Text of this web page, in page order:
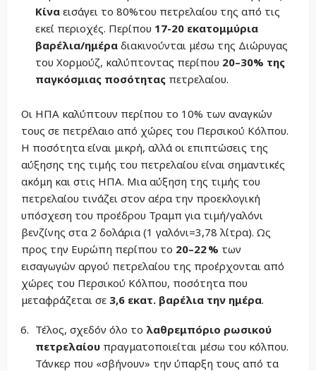
Κίνα εισάγει το 80%του πετρελαίου της από τις
εκεί περιοχές. Περίπου 17-20 εκατομμύρια
βαρέλια/ημέρα διακινούνται μέσω της Διώρυγας
του Χορμούζ, καλύπτοντας περίπου 20–30% της
παγκόσμιας ποσότητας πετρελαίου.
Οι ΗΠΑ καλύπτουν περίπου το 10% των αναγκών
τους σε πετρέλαιο από χώρες του Περσικού Κόλπου.
Η ποσότητα είναι μικρή, αλλά οι επιπτώσεις της
αύξησης της τιμής του πετρελαίου είναι σημαντικές
ακόμη και στις ΗΠΑ. Μια αύξηση της τιμής του
πετρελαίου τινάζει στον αέρα την προεκλογική
υπόσχεση του προέδρου Τραμπ για τιμή/γαλόνι
βενζίνης στα 2 δολάρια (1 γαλόνι=3,78 λίτρα). Ως
προς την Ευρώπη περίπου το 20–22 % των
εισαγωγών αργού πετρελαίου της προέρχονται από
χώρες του Περσικού Κόλπου, ποσότητα που
μεταφράζεται σε 3,6 εκατ. βαρέλια την ημέρα.
Τέλος, σχεδόν όλο το λαθρεμπόριο ρωσικού
πετρελαίου πραγματοποιείται μέσω του κόλπου.
Τάνκερ που «σβήνουν» την ύπαρξη τους από τα